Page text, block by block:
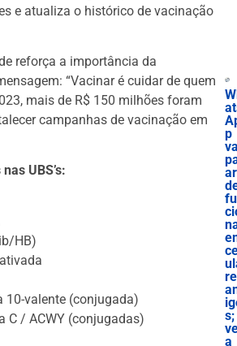
e atualiza o histórico de vacinação
reforça a importância da
“Vacinar é cuidar de quem
mais de R$ 150 milhões foram
campanhas de vacinação em
UBS’s:
HB)
10-valente (conjugada)
C / ACWY (conjugadas)
p
ar
s;
a